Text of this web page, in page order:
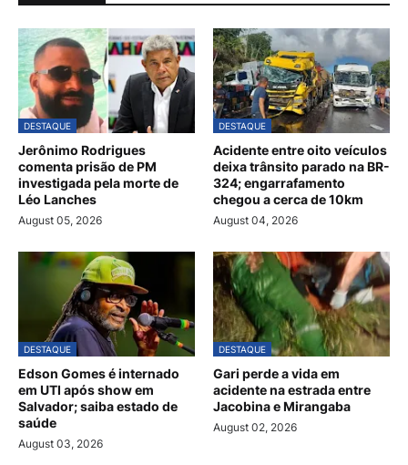
DESTAQUE
Jerônimo Rodrigues
comenta prisão de PM
investigada pela morte de
Léo Lanches
August 05, 2026
DESTAQUE
Acidente entre oito veículos
deixa trânsito parado na BR-
324; engarrafamento
chegou a cerca de 10km
August 04, 2026
DESTAQUE
Edson Gomes é internado
em UTI após show em
Salvador; saiba estado de
saúde
August 03, 2026
DESTAQUE
Gari perde a vida em
acidente na estrada entre
Jacobina e Mirangaba
August 02, 2026